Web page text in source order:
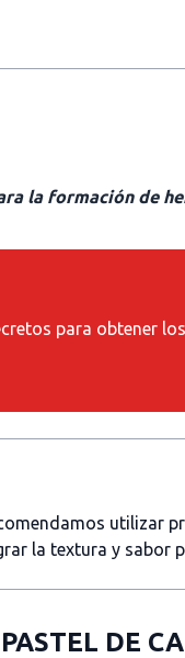
la formación de
para obtener
utilizar
la textura y sabor
PASTEL DE